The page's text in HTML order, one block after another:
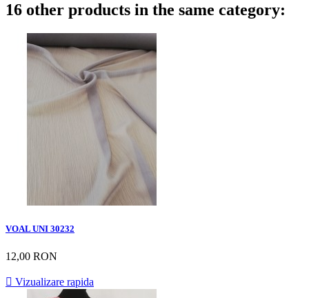
16 other products in the same category:
VOAL UNI 30232
12,00 RON
 Vizualizare rapida